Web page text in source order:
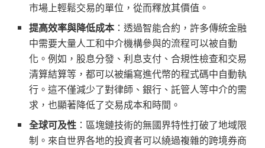
市場上輕鬆交易的單位，從而釋放其價值 。
提高效率與降低成本 ：透過智能合約，許多傳統金融
中需要大量人工和中介機構參與的流程可以被自動
化。例如，股息分發、利息支付、合規性檢查和交易
清算結算等，都可以被編寫進代幣的程式碼中自動執
行。這不僅減少了對律師、銀行、託管人等中介的需
求，也顯著降低了交易成本和時間。
全球可及性 ：區塊鏈技術的無國界特性打破了地域限
制。來自世界各地的投資者可以繞過複雜的跨境券商